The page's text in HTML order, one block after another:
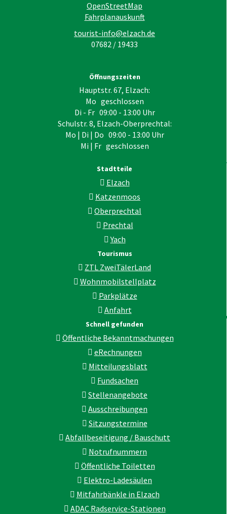
OpenStreetMap
Fahrplanauskunft
tourist-info@elzach.de
07682 / 19433
Öffnungszeiten
Hauptstr. 67, Elzach:
Mo geschlossen
Di - Fr 09:00 - 13:00 Uhr
Schulstr. 8, Elzach-Oberprechtal:
Mo | Di | Do 09:00 - 13:00 Uhr
Mi | Fr geschlossen
Stadtteile
Elzach
Katzenmoos
Oberprechtal
Prechtal
Yach
Tourismus
ZTL ZweiTälerLand
Wohnmobilstellplatz
Parkplätze
Anfahrt
Schnell gefunden
Öffentliche Bekanntmachungen
eRechnungen
Mitteilungsblatt
Fundsachen
Stellenangebote
Ausschreibungen
Sitzungstermine
Abfallbeseitigung / Bauschutt
Notrufnummern
Öffentliche Toiletten
Elektro-Ladesäulen
Mitfahrbänkle in Elzach
ADAC Radservice-Stationen